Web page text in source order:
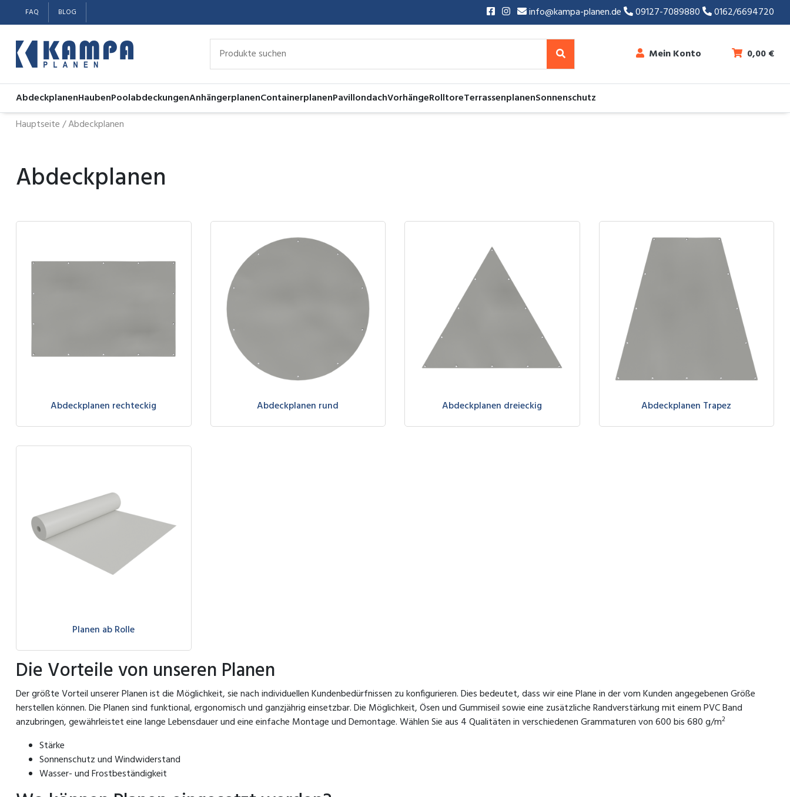
FAQ BLOG info@kampa-planen.de 09127-7089880 0162/6694720
Mein Konto 0,00€
AbdeckplanenHaubenPoolabdeckungenAnhängerplanenContainerplanenPavillondachVorhängeRolltoreTerrassenplanenSonnenschutz
Hauptseite/Abdeckplanen
Abdeckplanen
Abdeckplanen rechteckig Abdeckplanen rund Abdeckplanen dreieckig Abdeckplanen Trapez
Planen ab Rolle
Die Vorteile von unseren Planen
Der größte Vorteil unserer Planen ist die Möglichkeit, sie nach individuellen Kundenbedürfnissen zu konfigurieren. Dies bedeutet, dass wir eine Plane in der vom Kunden angegebenen Größe
herstellen können. Die Planen sind funktional, ergonomisch und ganzjährig einsetzbar. Die Möglichkeit, Ösen und Gummiseil sowie eine zusätzliche Randverstärkung mit einem PVC Band
anzubringen, gewährleistet eine lange Lebensdauer und eine einfache Montage und Demontage. Wählen Sie aus 4 Qualitäten in verschiedenen Grammaturen von 600 bis 680 g/m2
Stärke
Sonnenschutz und Windwiderstand
Wasser- und Frostbeständigkeit